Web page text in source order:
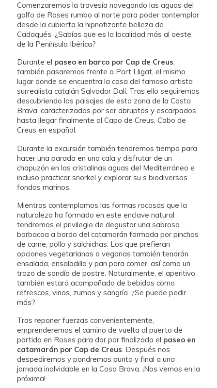
Comenzaremos la travesía navegando las aguas del
golfo de Roses rumbo al norte para poder contemplar
desde la cubierta la hipnotizante belleza de
Cadaqués. ¿Sabías que es la localidad más al oeste
de la Península Ibérica?
Durante el paseo en barco por Cap de Creus,
también pasaremos frente a Port Lligat, el mismo
lugar donde se encuentra la casa del famoso artista
surrealista catalán Salvador Dalí. Tras ello seguiremos
descubriendo los paisajes de esta zona de la Costa
Brava, caracterizados por ser abruptos y escarpados
hasta llegar finalmente al Capo de Creus, Cabo de
Creus en español.
Durante la excursión también tendremos tiempo para
hacer una parada en una cala y disfrutar de un
chapuzón en las cristalinas aguas del Mediterráneo e
incluso practicar snorkel y explorar su s biodiversos
fondos marinos.
Mientras contemplamos las formas rocosas que la
naturaleza ha formado en este enclave natural
tendremos el privilegio de degustar una sabrosa
barbacoa a bordo del catamarán formada por pinchos
de carne, pollo y salchichas. Los que prefieran
opciones vegetarianas o veganas también tendrán
ensalada, ensaladilla y pan para comer, así como un
trozo de sandía de postre. Naturalmente, el aperitivo
también estará acompañado de bebidas como
refrescos, vinos, zumos y sangría. ¿Se puede pedir
más?
Tras reponer fuerzas convenientemente,
emprenderemos el camino de vuelta al puerto de
partida en Roses para dar por finalizado el paseo en
catamarán por Cap de Creus. Después nos
despediremos y pondremos punto y final a una
jornada inolvidable en la Cosa Brava. ¡Nos vemos en la
próxima!